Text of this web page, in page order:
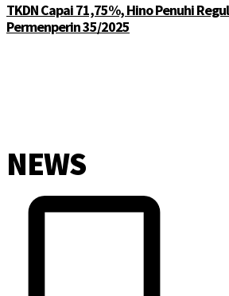
TKDN Capai 71,75%, Hino Penuhi
Permenperin 35/2025
NEWS